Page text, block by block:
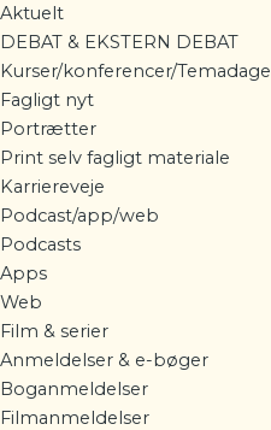
Aktuelt
DEBAT & EKSTERN DEBAT
Kurser/konferencer/Temadage
Fagligt nyt
Portrætter
Print selv fagligt materiale
Karriereveje
Podcast/app/web
Podcasts
Apps
Web
Film & serier
Anmeldelser & e-bøger
Boganmeldelser
Filmanmeldelser